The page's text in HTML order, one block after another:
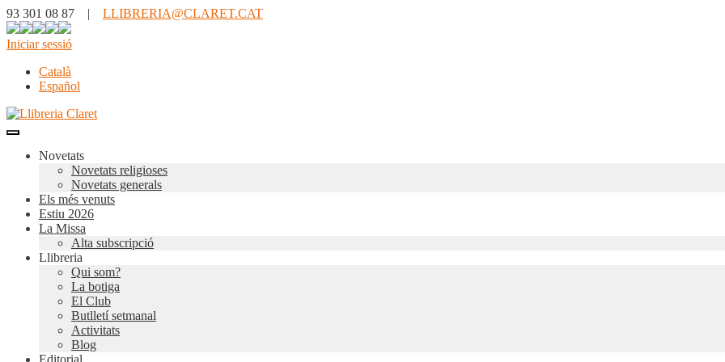
93 301 08 87 | LLIBRERIA@CLARET.CAT
Iniciar sessió
Català
Español
Novetats
Novetats religioses
Novetats generals
Els més venuts
Estiu 2026
La Missa
Alta subscripció
Llibreria
Qui som?
La botiga
El Club
Butlletí setmanal
Activitats
Blog
Editorial